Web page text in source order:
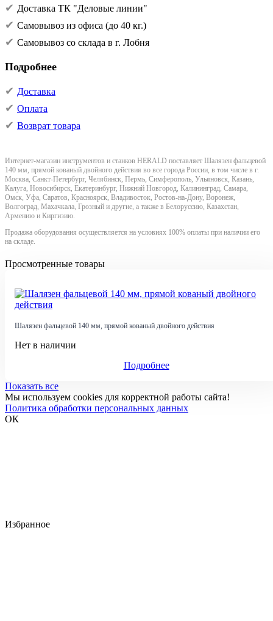
Доставка ТК "Деловые линии"
Самовывоз из офиса (до 40 кг.)
Самовывоз со склада в г. Лобня
Подробнее
Доставка
Оплата
Возврат товара
Интернет-магазин инструментов и станков HERALD поставляет Шалязен фальцевой
140 мм, прямой кованый двойного действия во все города России, в том числе в г.
Москва, Санкт-Петербург, Челябинск, Пермь, Симферополь, Ульяновск, Казань,
Калуга, Новосибирск, Екатеринбург, Нижний Новгород, Калининград, Самара,
Омск, Уфа, Саратов, Красноярск, Владивосток, Ростов-на-Дону, Воронеж,
Волгоград, Махачкала, Грозный и другие, а также в Белоруссию, Казахстан,
Армению и Киргизию.
Продажа оборудования осуществляется на условиях 100% оплаты при наличии его
на складе.
Просмотренные товары
Шалязен фальцевой 140 мм, прямой кованый двойного действия
Нет в наличии
Подробнее
Показать все
Мы используем cookies для корректной работы сайта!
Политика обработки персональных данных
ОК
Избранное